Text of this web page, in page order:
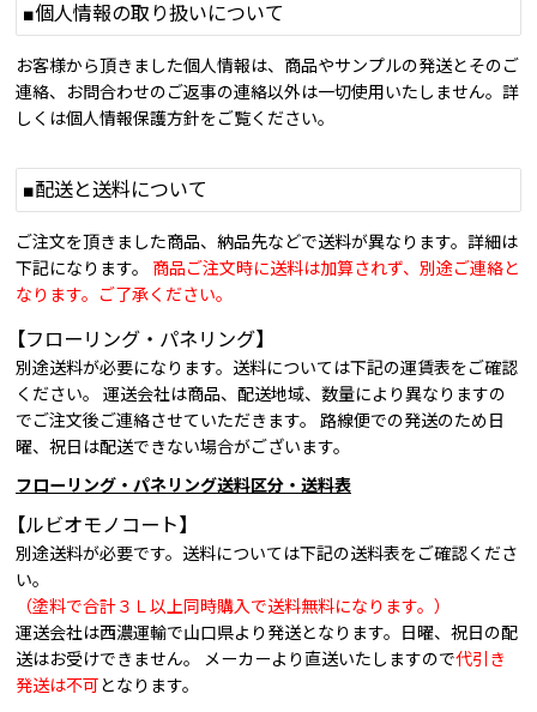
■個人情報の取り扱いについて
お客様から頂きました個人情報は、商品やサンプルの発送とそのご
連絡、お問合わせのご返事の連絡以外は一切使用いたしません。詳
しくは個人情報保護方針をご覧ください。
■配送と送料について
ご注文を頂きました商品、納品先などで送料が異なります。詳細は
下記になります。 商品ご注文時に送料は加算されず、別途ご連絡と
なります。ご了承ください。
【フローリング・パネリング】
別途送料が必要になります。送料については下記の運賃表をご確認
ください。 運送会社は商品、配送地域、数量により異なりますの
でご注文後ご連絡させていただきます。 路線便での発送のため日
曜、祝日は配送できない場合がございます。
フローリング・パネリング送料区分・送料表
【ルビオモノコート】
別途送料が必要です。送料については下記の送料表をご確認くださ
い。
（塗料で合計３Ｌ以上同時購入で送料無料になります。）
運送会社は西濃運輸で山口県より発送となります。日曜、祝日の配
送はお受けできません。 メーカーより直送いたしますので代引き
発送は不可となります。